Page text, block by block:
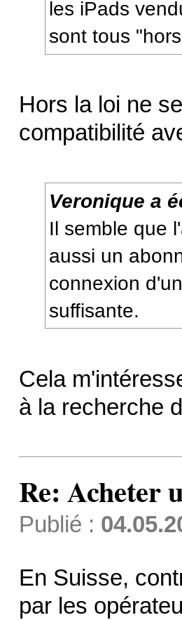
les iPads
sont tous
Hors la loi ne
compatibilité
Veronique a
Il semble que
aussi un
connexion
suffisante.
Cela
à la recherche
Re: Acheter
Publié :
En Suisse,
par les